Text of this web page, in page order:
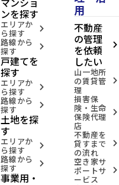
ンを探す
エリアか
ら探す arrow_forward_ios
路線から
探す arrow_forward_ios
戸建てを
探す
エリアか
ら探す arrow_forward_ios
路線から
探す arrow_forward_ios
土地を探
す
エリアか
ら探す arrow_forward_ios
路線から
探す arrow_forward_ios
事業用・
用
不動産
の管理
を依頼
したい
arrow_forward_ios
山一地所
の賃貸管
理
arrow_forward_ios
損害保
険・生命
保険代理
店
arrow_forward_ios
不動産を
貸すまで
の流れ
arrow_forward_ios
空き家サ
ポートサ
ービス
arrow_forward_ios